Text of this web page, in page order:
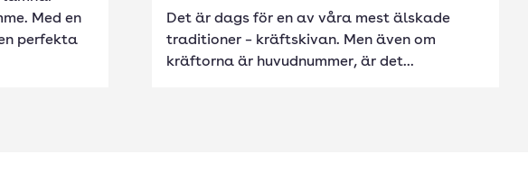
Med en
perfekta
Det är dags för en av våra mest älskade
traditioner – kräftskivan. Men även om
kräftorna är huvudnummer, är det...